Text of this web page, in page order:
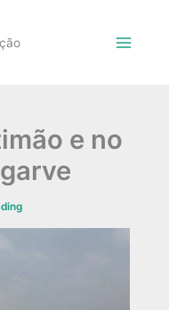
e no